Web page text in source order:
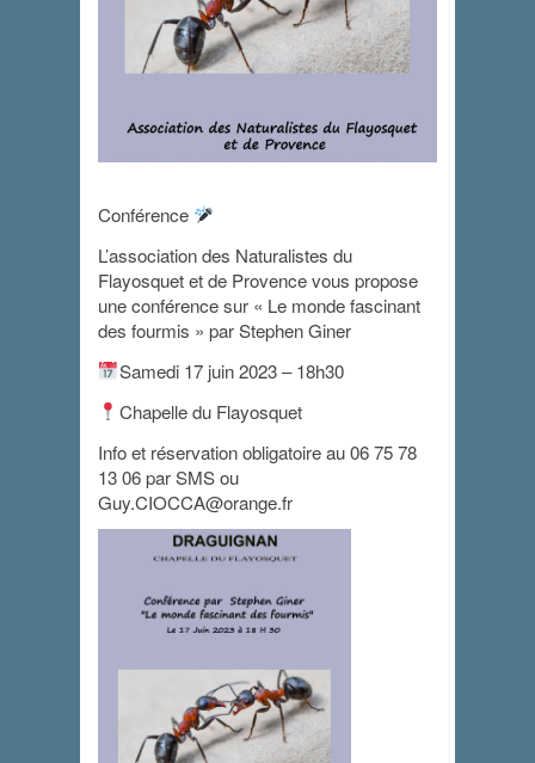
Conférence Le
monde fascinant
des fourmis
17 juin 2023 - 18 h 30 min-19 h 30 min
Conférence
L’association des Naturalistes du
Flayosquet et de Provence vous propose
une conférence sur « Le monde fascinant
des fourmis » par Stephen Giner
Samedi 17 juin 2023 – 18h30
Chapelle du Flayosquet
Info et réservation obligatoire au 06 75 78
13 06 par SMS ou
Guy.CIOCCA@orange.fr